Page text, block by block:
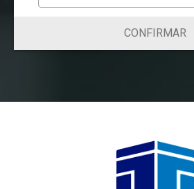
CONFIRMAR